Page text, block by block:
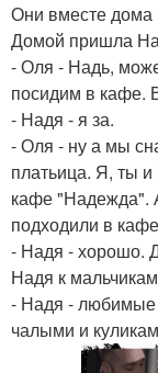
Они вместе дома
Домой пришла
- Оля - Надь,
посидим в кафе.
- Надя - я за.
- Оля - ну а мы
платьица. Я, ты
кафе "Надежда".
подходили в
- Надя - хорошо.
Надя к
- Надя - любимые
чалыми и